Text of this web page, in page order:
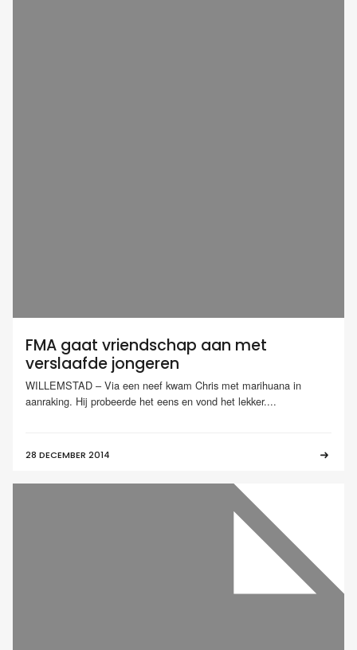
FMA gaat vriendschap aan met
verslaafde jongeren
WILLEMSTAD – Via een neef kwam Chris met marihuana in
aanraking. Hij probeerde het eens en vond het lekker....
28 DECEMBER 2014